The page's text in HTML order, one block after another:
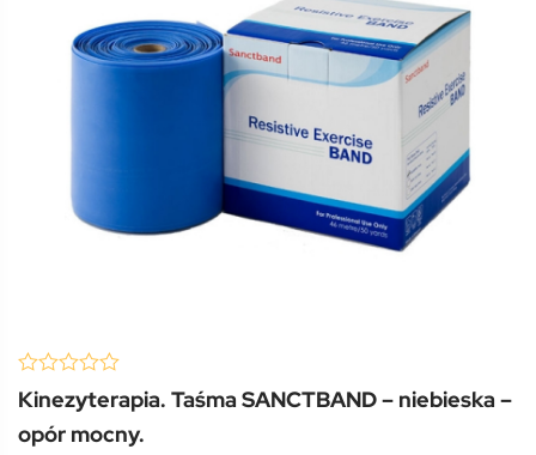
0
out
of
5
(0 Review )
Kinezyterapia. Taśma SANCTBAND – niebieska –
opór mocny.